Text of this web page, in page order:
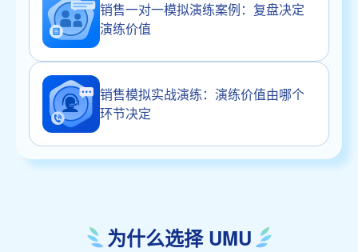
销售一对一模拟演练案例：复盘决定
演练价值
销售模拟实战演练：演练价值由哪个
环节决定
为什么选择 UMU